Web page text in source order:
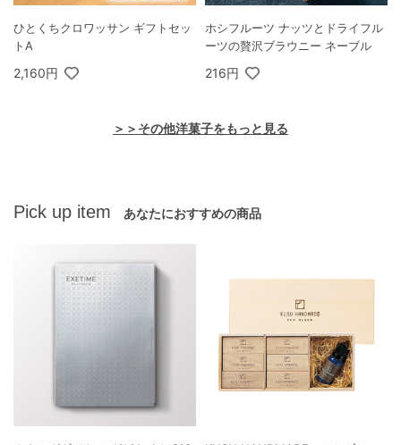
ひとくちクロワッサン ギフトセッ
トA
2,160円
ホシフルーツ ナッツとドライフル
ーツの贅沢ブラウニー ネーブル
216円
＞＞その他洋菓子をもっと見る
Pick up item あなたにおすすめの商品